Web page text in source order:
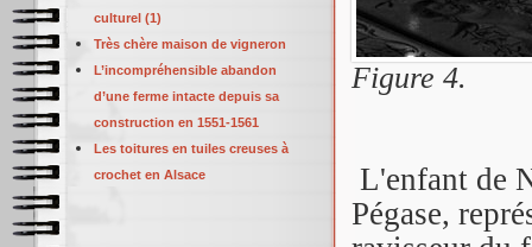
Figure 4.
L'enfant de
Pégase,
culturel (1)
Très chère maison de vigneron
L’incompréhensible abandon
d’une ferme intacte depuis sa
construction en 1551-1561
Les toitures en tuiles creuses à
crochet en Alsace